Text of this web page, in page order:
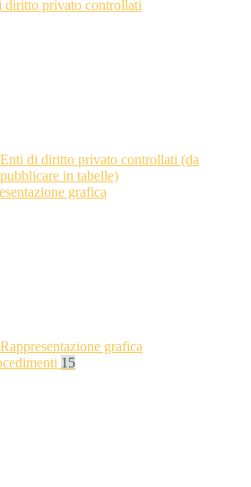
diritto privato controllati
Enti di diritto privato controllati (da
pubblicare in tabelle)
grafica
Rappresentazione grafica
15